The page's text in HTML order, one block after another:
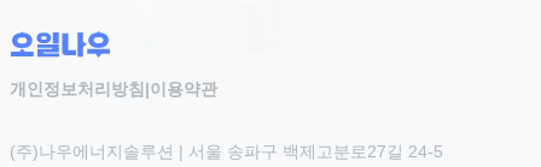
개인정보처리방침 |이용약관
(주)나우에너지솔루션 | 서울 송파구 백제고분로27길 24-5